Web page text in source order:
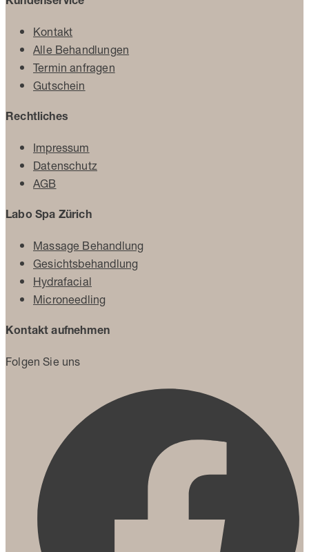
Kontakt
Alle Behandlungen
Termin anfragen
Gutschein
Rechtliches
Impressum
Datenschutz
AGB
Labo Spa Zürich
Massage Behandlung
Gesichtsbehandlung
Hydrafacial
Microneedling
Kontakt aufnehmen
Folgen Sie uns